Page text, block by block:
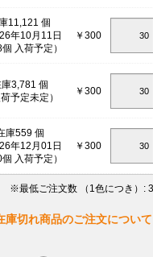
11,121 個
年10月11日
入荷予定）
￥300
3,781 個
荷予定未定）
￥300
庫559 個
年12月01日
入荷予定）
￥300
※最低ご注文数 （1色につき） :
庫切れ商品のご注文につ